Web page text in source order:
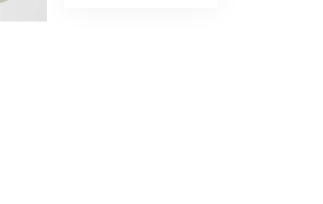
De Grondbeginselen van Organiseren